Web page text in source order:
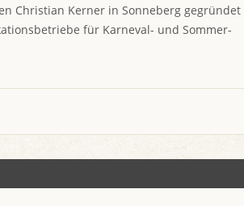
Christian Kerner in Sonneberg gegründet
für Karneval- und Sommer-